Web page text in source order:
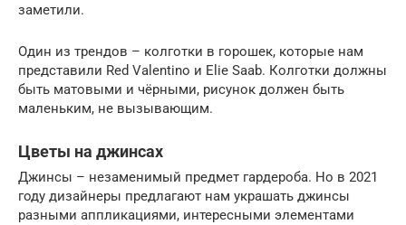
заметили.
Один из трендов – колготки в горошек, которые нам
представили Red Valentino и Elie Saab. Колготки должны
быть матовыми и чёрными, рисунок должен быть
маленьким, не вызывающим.
Цветы на джинсах
Джинсы – незаменимый предмет гардероба. Но в 2021
году дизайнеры предлагают нам украшать джинсы
разными аппликациями, интересными элементами